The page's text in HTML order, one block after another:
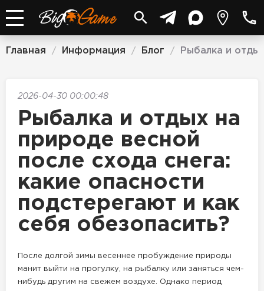
Главная / Информация / Блог / Рыбалка и
2026-04-30 00:00:48
Рыбалка и отдых на
природе весной
после схода снега:
какие опасности
подстерегают и как
себя обезопасить?
После долгой зимы весеннее пробуждение природы
манит выйти на прогулку, на рыбалку или заняться чем-
нибудь другим на свежем воздухе. Однако период